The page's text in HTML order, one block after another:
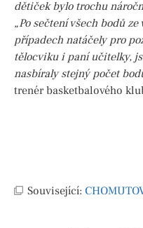
dětiček bylo trochu
„Po sečtení všech bodů
případech natáčely pro
tělocviku i paní učitelky,
nasbíraly stejný počet
trenér basketbalového
Související: